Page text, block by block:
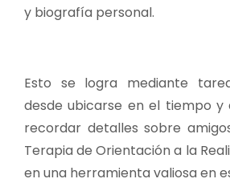
y biografía personal.
Esto se logra mediante
desde ubicarse en el tiempo y
recordar detalles sobre
Terapia de Orientación a la
en una herramienta valiosa en